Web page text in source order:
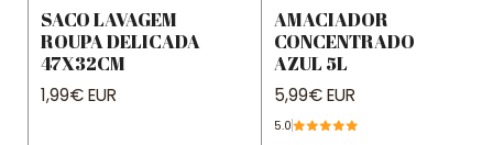
SACO LAVAGEM
ROUPA DELICADA
47X32CM
1,99€ EUR
AMACIADOR
CONCENTRADO
AZUL 5L
5,99€ EUR
5.0